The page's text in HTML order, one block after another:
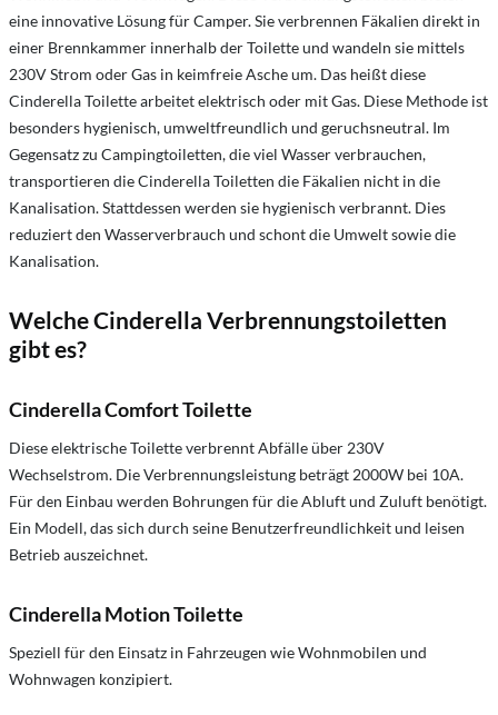
eine innovative Lösung für Camper. Sie verbrennen Fäkalien direkt in
einer Brennkammer innerhalb der Toilette und wandeln sie mittels
230V Strom oder Gas in keimfreie Asche um. Das heißt diese
Cinderella Toilette arbeitet elektrisch oder mit Gas. Diese Methode ist
besonders hygienisch, umweltfreundlich und geruchsneutral. Im
Gegensatz zu Campingtoiletten, die viel Wasser verbrauchen,
transportieren die Cinderella Toiletten die Fäkalien nicht in die
Kanalisation. Stattdessen werden sie hygienisch verbrannt. Dies
reduziert den Wasserverbrauch und schont die Umwelt sowie die
Kanalisation.
Welche Cinderella Verbrennungstoiletten
gibt es?
Cinderella Comfort Toilette
Diese elektrische Toilette verbrennt Abfälle über 230V
Wechselstrom. Die Verbrennungsleistung beträgt 2000W bei 10A.
Für den Einbau werden Bohrungen für die Abluft und Zuluft benötigt.
Ein Modell, das sich durch seine Benutzerfreundlichkeit und leisen
Betrieb auszeichnet.
Cinderella Motion Toilette
Speziell für den Einsatz in Fahrzeugen wie Wohnmobilen und
Wohnwagen konzipiert.